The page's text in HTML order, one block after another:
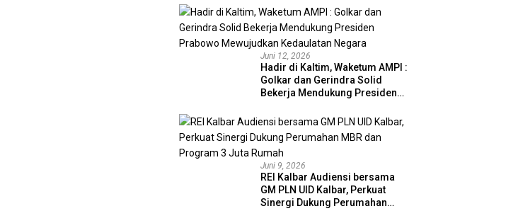
Juni 12, 2026
Hadir di Kaltim, Waketum AMPI :
Golkar dan Gerindra Solid
Bekerja Mendukung Presiden
Kedaulatan Negara
Juni 9, 2026
REI Kalbar Audiensi bersama
GM PLN UID Kalbar, Perkuat
Sinergi Dukung Perumahan